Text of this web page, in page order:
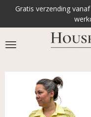
naar
de
hoofdinhoud
Gratis verzending